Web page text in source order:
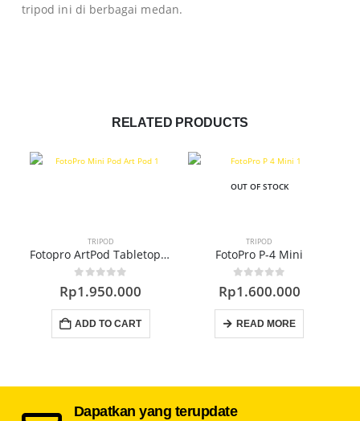
tripod ini di berbagai medan.
RELATED PRODUCTS
TRIPOD
Fotopro ArtPod Tabletop Tripod
out of 5
Rp1.950.000
ADD TO CART
OUT OF STOCK
TRIPOD
FotoPro P-4 Mini
out of 5
Rp1.600.000
READ MORE
Dapatkan yang terupdate